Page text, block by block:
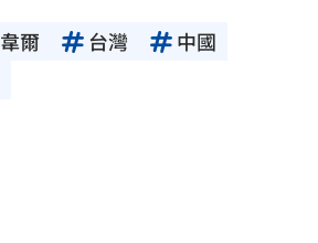
韋爾 台灣
中國